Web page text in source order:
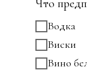
Что
Водка
Виски
Вино